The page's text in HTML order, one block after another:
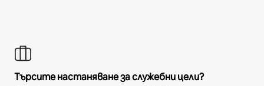
Търсите настаняване за служебни цели?